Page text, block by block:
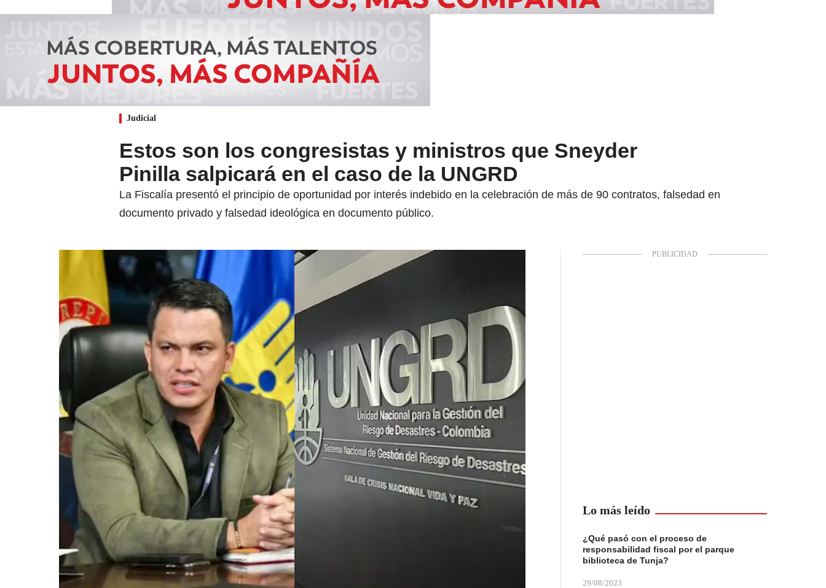
Judicial
Estos son los congresistas y ministros que Sneyder
Pinilla salpicará en el caso de la UNGRD
La Fiscalía presentó el principio de oportunidad por interés indebido en la celebración de más de 90 contratos, falsedad en
documento privado y falsedad ideológica en documento público.
Lo más leído
¿Qué pasó con el proceso de
responsabilidad fiscal por el parque
biblioteca de Tunja?
29/08/2023